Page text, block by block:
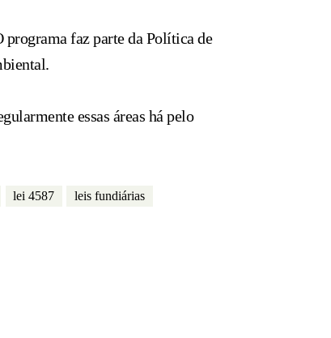
faz parte da Política de
essas áreas há pelo
lei 4587
leis fundiárias